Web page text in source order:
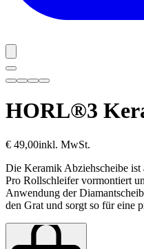
HORL®3
€ 49,00inkl. MwSt.
Die Keramik Abziehscheibe
Pro Rollschleifer vormontiert
Anwendung der
den Grat und sorgt so für eine